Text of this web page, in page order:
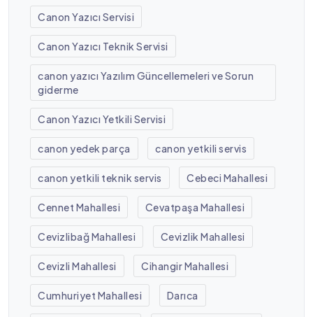
Canon Yazıcı Servisi
Canon Yazıcı Teknik Servisi
canon yazıcı Yazılım Güncellemeleri ve Sorun
giderme
Canon Yazıcı Yetkili Servisi
canon yedek parça canon yetkili servis
canon yetkili teknik servis Cebeci Mahallesi
Cennet Mahallesi Cevatpaşa Mahallesi
Cevizlibağ Mahallesi Cevizlik Mahallesi
Cevizli Mahallesi Cihangir Mahallesi
Cumhuriyet Mahallesi Darıca